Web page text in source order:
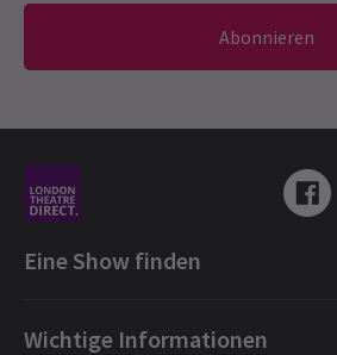
Abonnieren
Eine Show finden
Wichtige Informationen